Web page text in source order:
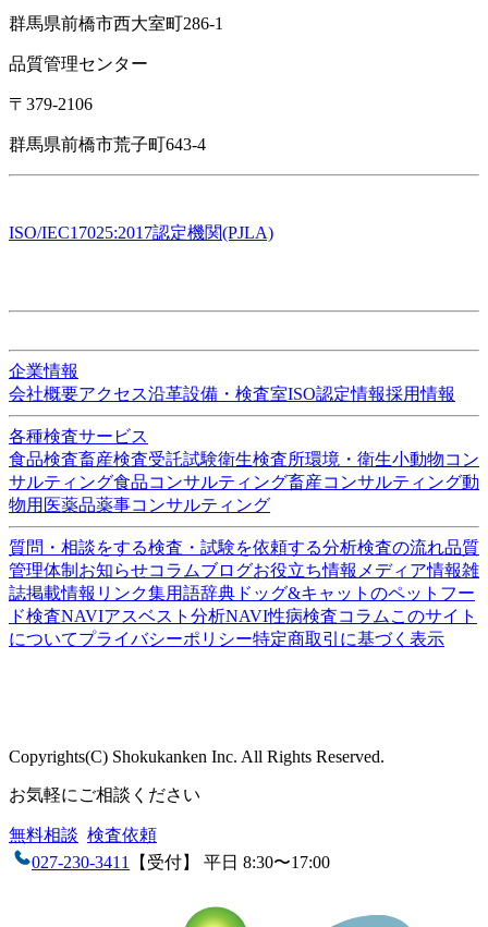
群馬県前橋市西大室町286-1
品質管理センター
〒379-2106
群馬県前橋市荒子町643-4
ISO/IEC17025:2017認定機関(PJLA)